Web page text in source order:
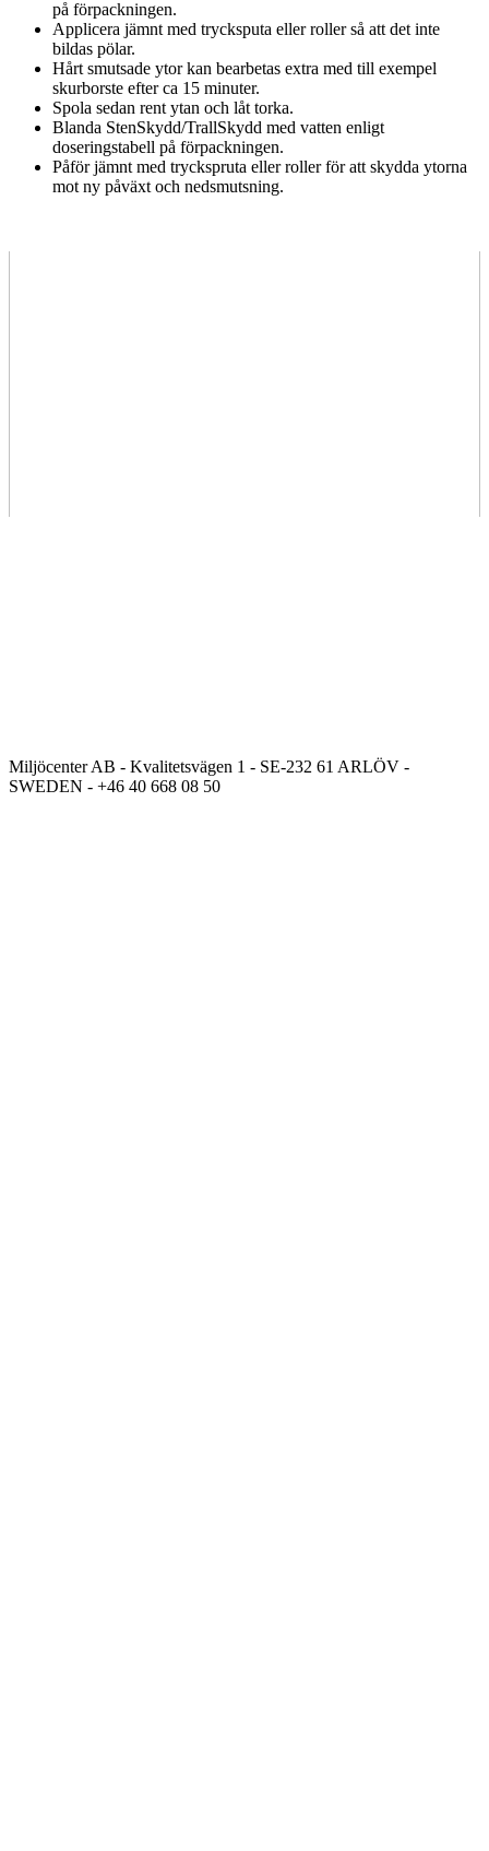
på förpackningen.
Applicera jämnt med trycksputa eller roller så att det inte
bildas pölar.
Hårt smutsade ytor kan bearbetas extra med till exempel
skurborste efter ca 15 minuter.
Spola sedan rent ytan och låt torka.
Blanda StenSkydd/TrallSkydd med vatten enligt
doseringstabell på förpackningen.
Påför jämnt med tryckspruta eller roller för att skydda ytorna
mot ny påväxt och nedsmutsning.
Miljöcenter AB - Kvalitetsvägen 1 - SE-232 61 ARLÖV -
SWEDEN - +46 40 668 08 50